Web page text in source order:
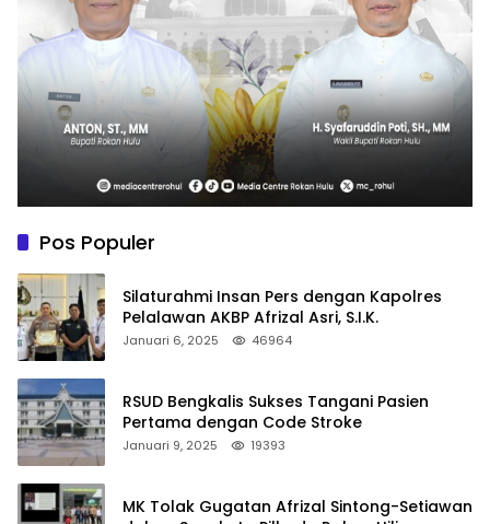
Pos Populer
Silaturahmi Insan Pers dengan Kapolres
Pelalawan AKBP Afrizal Asri, S.I.K.
Januari 6, 2025 46964
RSUD Bengkalis Sukses Tangani Pasien
Pertama dengan Code Stroke
Januari 9, 2025 19393
MK Tolak Gugatan Afrizal Sintong-Setiawan